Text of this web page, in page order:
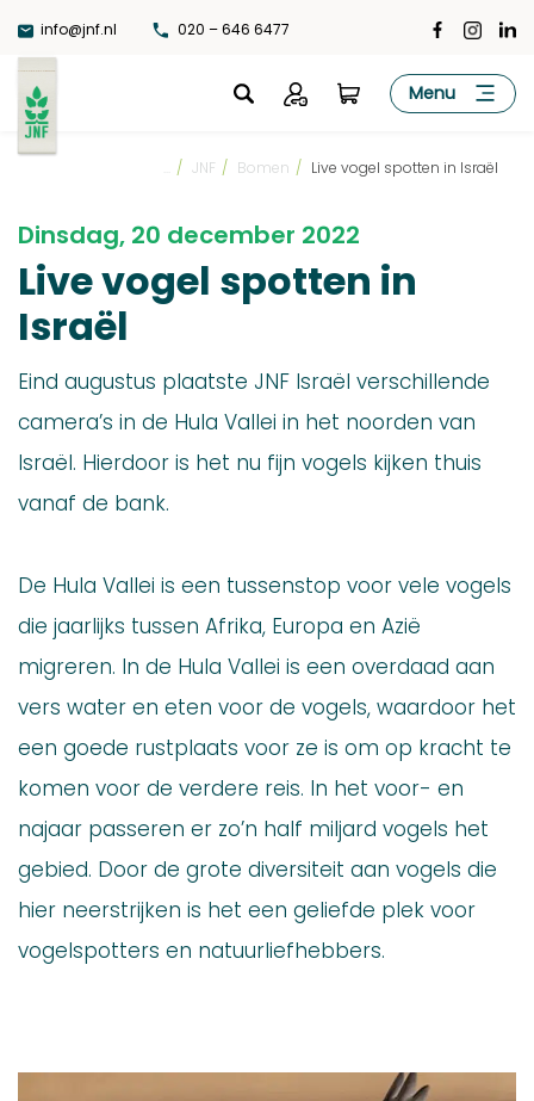
naar
de
inhoud
info@jnf.nl 020 – 646 6477
JNF Menu
/ JNF / Bomen / Live vogel spotten in Israël
Dinsdag, 20 december 2022
Live vogel spotten in
Israël
Eind augustus plaatste JNF Israël verschillende
camera’s in de Hula Vallei in het noorden van
Israël. Hierdoor is het nu fijn vogels kijken thuis
vanaf de bank.
De Hula Vallei is een tussenstop voor vele vogels
die jaarlijks tussen Afrika, Europa en Azië
migreren. In de Hula Vallei is een overdaad aan
vers water en eten voor de vogels, waardoor het
een goede rustplaats voor ze is om op kracht te
komen voor de verdere reis. In het voor- en
najaar passeren er zo’n half miljard vogels het
gebied. Door de grote diversiteit aan vogels die
hier neerstrijken is het een geliefde plek voor
vogelspotters en natuurliefhebbers.